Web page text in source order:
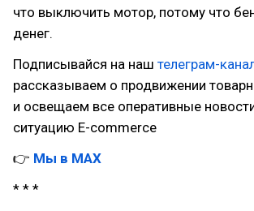
что выключить мотор, потому что
денег.
Подписывайся на наш телеграм-
рассказываем о продвижении
и освещаем все оперативные
ситуацию E-commerce
👉 Мы в MAX
* * *